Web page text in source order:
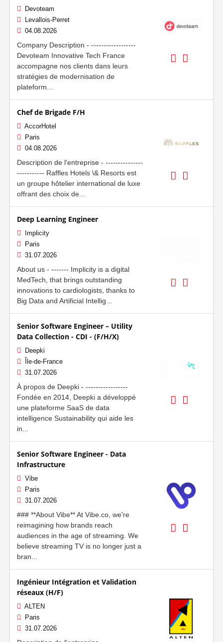
Devoteam
Levallois-Perret
04.08.2026
Company Description - ------------------
Devoteam Innovative Tech France
accompagne nos clients dans leurs
stratégies de modernisation de
plateform...
Chef de Brigade F/H
AccorHotel
Paris
04.08.2026
Description de l'entreprise - ---------------
----------- Raffles Hotels \& Resorts est
un groupe hôtelier international de luxe
offrant des choix de...
Deep Learning Engineer
Implicity
Paris
31.07.2026
About us - ------- Implicity is a digital
MedTech, that brings outstanding
innovations to cardiologists, thanks to
Big Data and Artificial Intellig...
Senior Software Engineer – Utility
Data Collection - CDI - (F/H/X)
Deepki
Île-de-France
31.07.2026
À propos de Deepki - -----------------
Fondée en 2014, Deepki a développé
une plateforme SaaS de data
intelligence Sustainability qui aide les
in...
Senior Software Engineer - Data
Infrastructure
Vibe
Paris
31.07.2026
### **About Vibe** At Vibe.co, we're
reimagining how brands reach
audiences in the age of streaming. We
believe streaming TV is no longer just a
bran...
Ingénieur Intégration et Validation
réseaux (H/F)
ALTEN
Paris
31.07.2026